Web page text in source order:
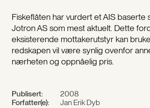
Fiskeflåten har vurdert et AIS baserte
Jotron AS som mest aktuelt. Dette
eksisterende mottakerutstyr kan
redskapen vil være synlig ovenfor
nærheten og oppnåelig pris.
Publisert:
2008
Forfatter(e):
Jan Erik Dyb